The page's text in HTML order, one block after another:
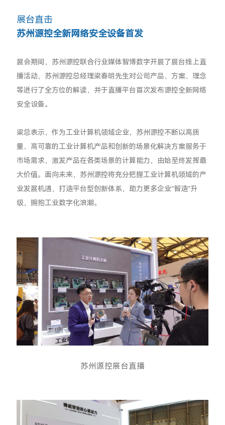
展台直击
苏州源控全新网络安全设备首发
展会期间，苏州源控联合行业媒体智博数字开展了展台线上直
播活动，苏州源控总经理梁春明先生对公司产品、方案、理念
等进行了全方位的解读，并于直播平台首次发布源控全新网络
安全设备。
梁总表示，作为工业计算机领域企业，苏州源控不断以高质
量、高可靠的工业计算机产品和创新的场景化解决方案服务于
市场需求，激发产品在各类场景的计算能力，由始至终发挥最
大价值。面向未来，苏州源控将充分把握工业计算机领域的产
业发展机遇，打造平台型创新体系，助力更多企业“智造”升
级，拥抱工业数字化浪潮。
苏州源控展台直播